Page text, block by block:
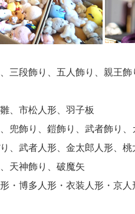
三段飾り、五人飾り、親王
、市松人形、羽子板
兜飾り、鎧飾り、武者飾り、
、武者人形、金太郎人形、
天神飾り、破魔矢
・博多人形・衣装人形・京